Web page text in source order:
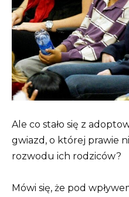
Ale co stało się z
gwiazd, o której prawie
rozwodu ich rodziców?
Mówi się, że pod